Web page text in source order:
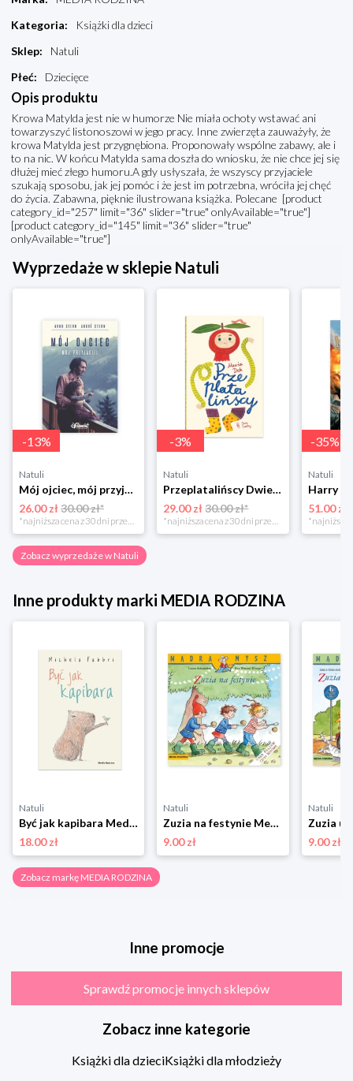
Kategoria:
Książki dla dzieci
Sklep:
Natuli
Płeć: Dziecięce
Opis produktu
Krowa Matylda jest nie w humorze Nie miała ochoty wstawać ani
towarzyszyć listonoszowi w jego pracy. Inne zwierzęta zauważyły, że
krowa Matylda jest przygnębiona. Proponowały wspólne zabawy, ale i
to na nic. W końcu Matylda sama doszła do wniosku, że nie chce jej się
dłużej mieć złego humoru.A gdy usłyszała, że wszyscy przyjaciele
szukają sposobu, jak jej pomóc i że jest im potrzebna, wróciła jej chęć
do życia. Zabawna, pięknie ilustrowana książka. Polecane [product
category_id="257" limit="36" slider="true" onlyAvailable="true"]
[product category_id="145" limit="36" slider="true"
onlyAvailable="true"]
Wyprzedaże w sklepie Natuli
-13%
Natuli
Mój ojciec, mój przyjaciel Element
26.00 zł30.00 zł*
*najniższa cena z 30 dni przed obniżką
-3%
Natuli
Przeplatalińscy Dwie siostry
29.00 zł 30.00 zł*
*najniższa cena z 30 dni przed obniżką
-35%
Natuli
51.00 zł
Zobacz wyprzedaże w Natuli
Inne produkty marki MEDIA RODZINA
Natuli
Być jak kapibara Media rodzina
18.00 zł
Natuli
Zuzia na festynie Media rodzina
9.00 zł
Natuli
9.00 zł
Zobacz markę MEDIA RODZINA
Inne promocje
Sprawdź promocje innych sklepów
Zobacz inne kategorie
Książki dla dzieciKsiążki dla młodzieży